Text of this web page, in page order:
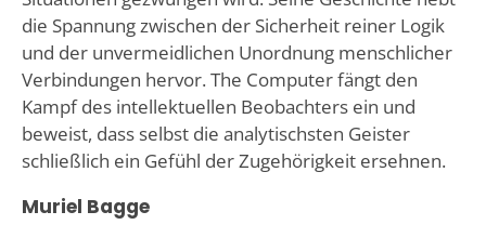
die Spannung zwischen der Sicherheit reiner Logik
und der unvermeidlichen Unordnung menschlicher
Verbindungen hervor. The Computer fängt den
Kampf des intellektuellen Beobachters ein und
beweist, dass selbst die analytischsten Geister
schließlich ein Gefühl der Zugehörigkeit ersehnen.
Muriel Bagge